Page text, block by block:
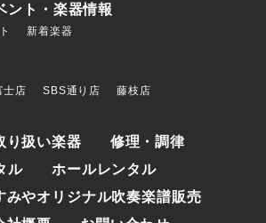
ント・楽器情報
新着楽器
士店 SBS通り店 藤枝店
り扱い楽器
修理・調律
ル
ホールレンタル
みやオリジナル吹奏楽譜販売